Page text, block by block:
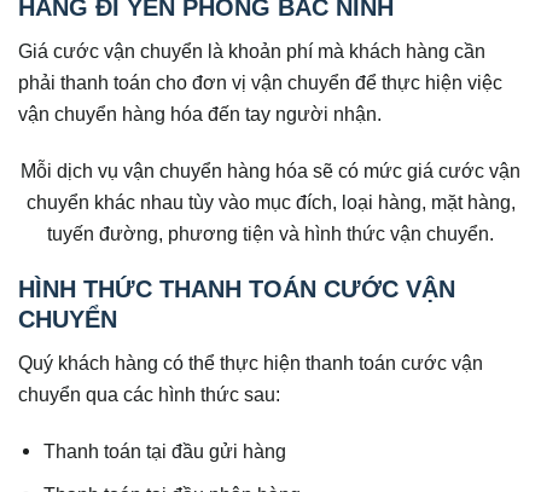
HÀNG ĐI YÊN PHONG BẮC NINH
Giá cước vận chuyển là khoản phí mà khách hàng cần
phải thanh toán cho đơn vị vận chuyển để thực hiện việc
vận chuyển hàng hóa đến tay người nhận.
Mỗi dịch vụ vận chuyển hàng hóa sẽ có mức giá cước vận
chuyển khác nhau tùy vào mục đích, loại hàng, mặt hàng,
tuyến đường, phương tiện và hình thức vận chuyển.
HÌNH THỨC THANH TOÁN CƯỚC VẬN
CHUYỂN
Quý khách hàng có thể thực hiện thanh toán cước vận
chuyển qua các hình thức sau:
Thanh toán tại đầu gửi hàng